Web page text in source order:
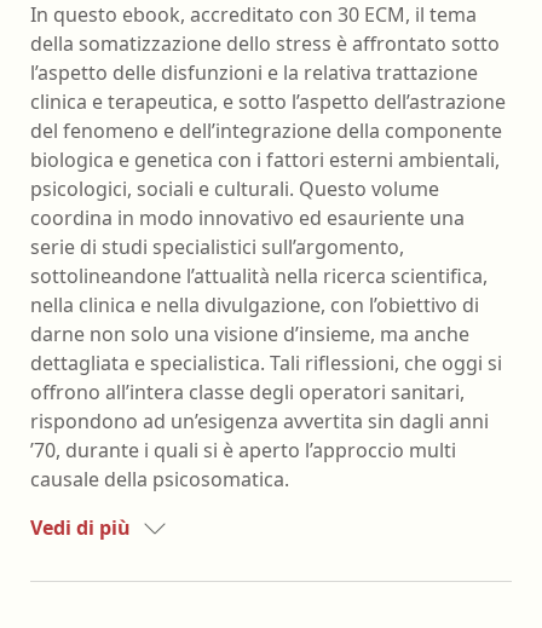
In questo ebook, accreditato con 30 ECM, il tema
della somatizzazione dello stress è affrontato sotto
l’aspetto delle disfunzioni e la relativa trattazione
clinica e terapeutica, e sotto l’aspetto dell’astrazione
del fenomeno e dell’integrazione della componente
biologica e genetica con i fattori esterni ambientali,
psicologici, sociali e culturali. Questo volume
coordina in modo innovativo ed esauriente una
serie di studi specialistici sull’argomento,
sottolineandone l’attualità nella ricerca scientifica,
nella clinica e nella divulgazione, con l’obiettivo di
darne non solo una visione d’insieme, ma anche
dettagliata e specialistica. Tali riflessioni, che oggi si
offrono all’intera classe degli operatori sanitari,
rispondono ad un’esigenza avvertita sin dagli anni
’70, durante i quali si è aperto l’approccio multi
causale della psicosomatica.
Vedi di più